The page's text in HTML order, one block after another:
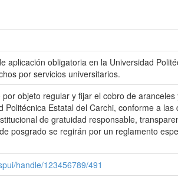
aplicación obligatoria en la Universidad
por servicios universitarios.
objeto regular y fijar el cobro de
Politécnica Estatal del Carchi, conforme a
de gratuidad responsable,
posgrado se regirán por un reglamento
handle/123456789/491